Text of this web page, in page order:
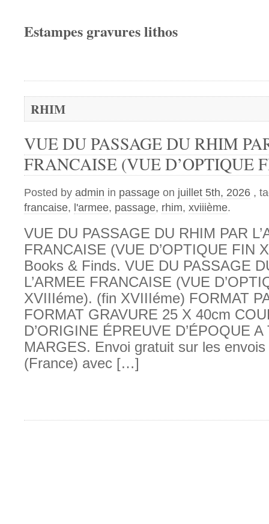
Estampes gravures lithos
RHIM
VUE DU PASSAGE DU RHIM
FRANCAISE (VUE D’OPTIQUE
Posted by admin in passage on juillet 5th, 2026 ,
francaise, l'armee, passage, rhim, xviiième.
VUE DU PASSAGE DU RHIM PAR
FRANCAISE (VUE D’OPTIQUE FIN
Books & Finds. VUE DU PASSAGE
L’ARMEE FRANCAISE (VUE
XVIIIéme). (fin XVIIIéme) FORMAT
FORMAT GRAVURE 25 X 40cm
D’ORIGINE ÉPREUVE D’ÉPOQUE
MARGES. Envoi gratuit sur les
(France) avec […]